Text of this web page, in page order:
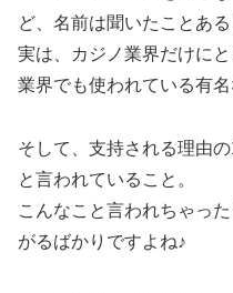
ど、名前は聞いたことあ
実は、カジノ業界だけに
業界でも使われている有名
そして、支持される理由
と言われていること。
こんなこと言われちゃっ
がるばかりですよね♪